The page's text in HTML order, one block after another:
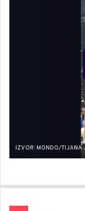
IZVOR: MONDO/TIJANA